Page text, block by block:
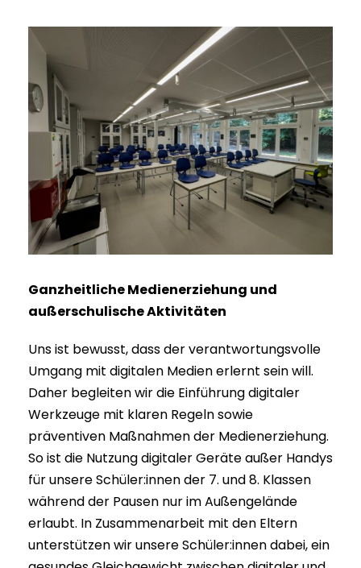
Ganzheitliche Medienerziehung und
außerschulische Aktivitäten
Uns ist bewusst, dass der verantwortungsvolle
Umgang mit digitalen Medien erlernt sein will.
Daher begleiten wir die Einführung digitaler
Werkzeuge mit klaren Regeln sowie
präventiven Maßnahmen der Medienerziehung.
So ist die Nutzung digitaler Geräte außer Handys
für unsere Schüler:innen der 7. und 8. Klassen
während der Pausen nur im Außengelände
erlaubt. In Zusammenarbeit mit den Eltern
unterstützen wir unsere Schüler:innen dabei, ein